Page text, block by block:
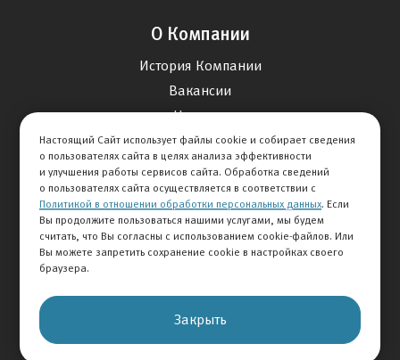
© 2026 АВТОМИР
О Компании
История Компании
Вакансии
Новости
Карта сайта
Контакты
+7 495 234-33-66
Настоящий Сайт использует файлы cookie и собирает сведения
о пользователях сайта в целях анализа эффективности
и улучшения работы сервисов сайта. Обработка сведений
о пользователях сайта осуществляется в соответствии с
Политикой в отношении обработки персональных данных. Если
Вы продолжите пользоваться нашими услугами, мы будем
считать, что Вы согласны с использованием cookie-файлов. Или
Вы можете запретить сохранение cookie в настройках своего
браузера.
Закрыть